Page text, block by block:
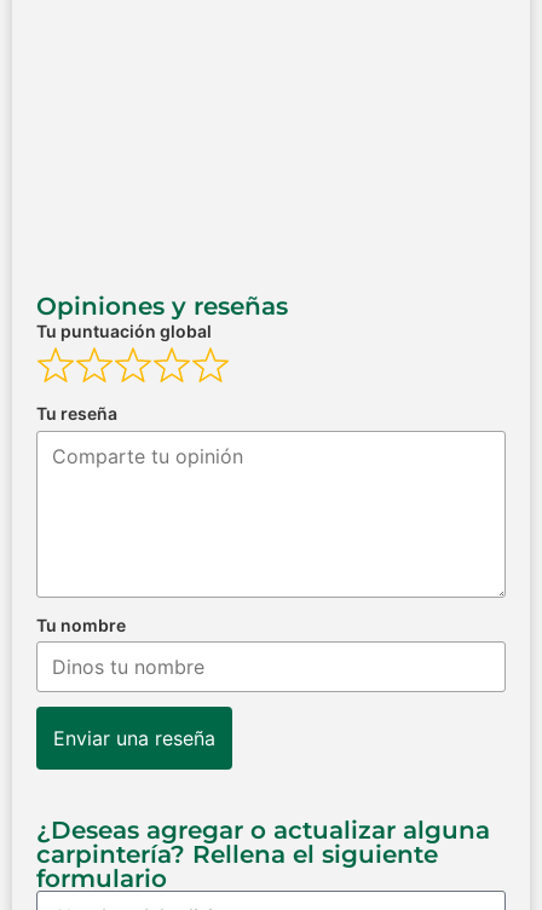
Opiniones y reseñas
Tu puntuación global
Tu reseña
Tu nombre
Enviar una reseña
¿Deseas agregar o actualizar alguna
carpintería? Rellena el siguiente
formulario